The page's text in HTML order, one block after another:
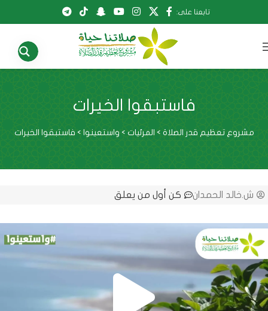
تابعنا على:
فاستبقوا الخيرات
مشروع تعظيم قدر الصلاة > المرئيات > واستعينوا > فاستبقوا الخيرات
ش.خالد الحمدان كن أول من يعلق